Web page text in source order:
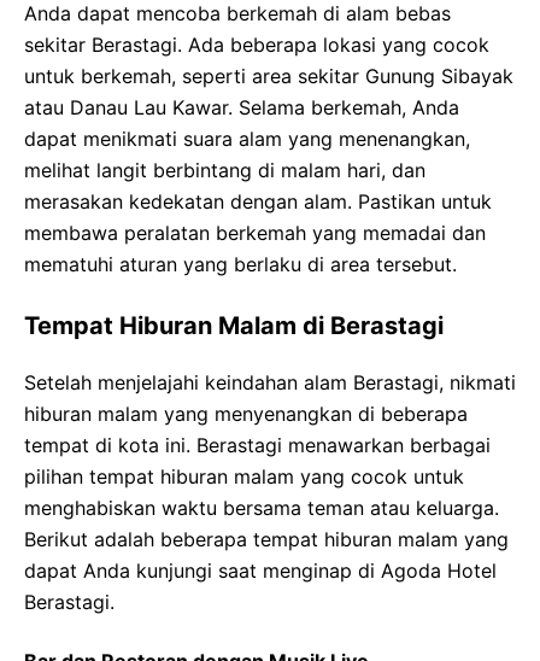
Anda dapat mencoba berkemah di alam bebas
sekitar Berastagi. Ada beberapa lokasi yang cocok
untuk berkemah, seperti area sekitar Gunung Sibayak
atau Danau Lau Kawar. Selama berkemah, Anda
dapat menikmati suara alam yang menenangkan,
melihat langit berbintang di malam hari, dan
merasakan kedekatan dengan alam. Pastikan untuk
membawa peralatan berkemah yang memadai dan
mematuhi aturan yang berlaku di area tersebut.
Tempat Hiburan Malam di Berastagi
Setelah menjelajahi keindahan alam Berastagi, nikmati
hiburan malam yang menyenangkan di beberapa
tempat di kota ini. Berastagi menawarkan berbagai
pilihan tempat hiburan malam yang cocok untuk
menghabiskan waktu bersama teman atau keluarga.
Berikut adalah beberapa tempat hiburan malam yang
dapat Anda kunjungi saat menginap di Agoda Hotel
Berastagi.